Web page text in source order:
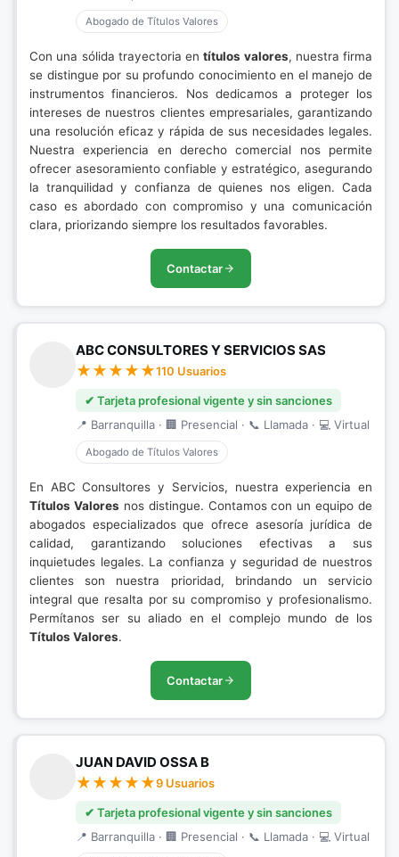
Abogado de Títulos Valores
Con una sólida trayectoria entítulos valores, nuestra firma
se distingue por su profundo conocimiento en el manejo de
instrumentos financieros. Nos dedicamos a proteger los
intereses de nuestros clientes empresariales, garantizando
una resolución eficaz y rápida de sus necesidades legales.
Nuestra experiencia en derecho comercial nos permite
ofrecer asesoramiento confiable y estratégico, asegurando
la tranquilidad y confianza de quienes nos eligen. Cada
caso es abordado con compromiso y una comunicación
clara, priorizando siempre los resultados favorables.
Contactar
ABC CONSULTORES Y SERVICIOS SAS
110 Usuarios
✔ Tarjeta profesional vigente y sin sanciones
📍 Barranquilla · 🏢 Presencial · 📞 Llamada · 💻 Virtual
Abogado de Títulos Valores
En ABC Consultores y Servicios, nuestra experiencia en
Títulos Valores nos distingue. Contamos con un equipo de
abogados especializados que ofrece asesoría jurídica de
calidad, garantizando soluciones efectivas a sus
inquietudes legales. La confianza y seguridad de nuestros
clientes son nuestra prioridad, brindando un servicio
integral que resalta por su compromiso y profesionalismo.
Permítanos ser su aliado en el complejo mundo de los
Títulos Valores.
Contactar
JUAN DAVID OSSA B
9 Usuarios
✔ Tarjeta profesional vigente y sin sanciones
📍 Barranquilla · 🏢 Presencial · 📞 Llamada · 💻 Virtual